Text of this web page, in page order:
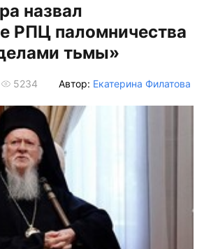
назвал
РПЦ паломничества
тьмы»
5234 Автор: Екатерина Филатова